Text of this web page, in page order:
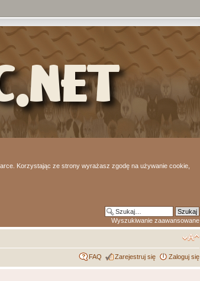
Korzystając ze strony wyrażasz zgodę na używanie cookie,
Wyszukiwanie zaawansowane
FAQ Zarejestruj się Zaloguj się